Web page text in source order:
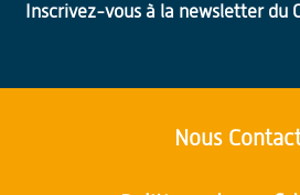
Inscrivez-vous à la newsletter du
Nous